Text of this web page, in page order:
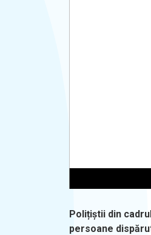
Polițiștii din
persoane